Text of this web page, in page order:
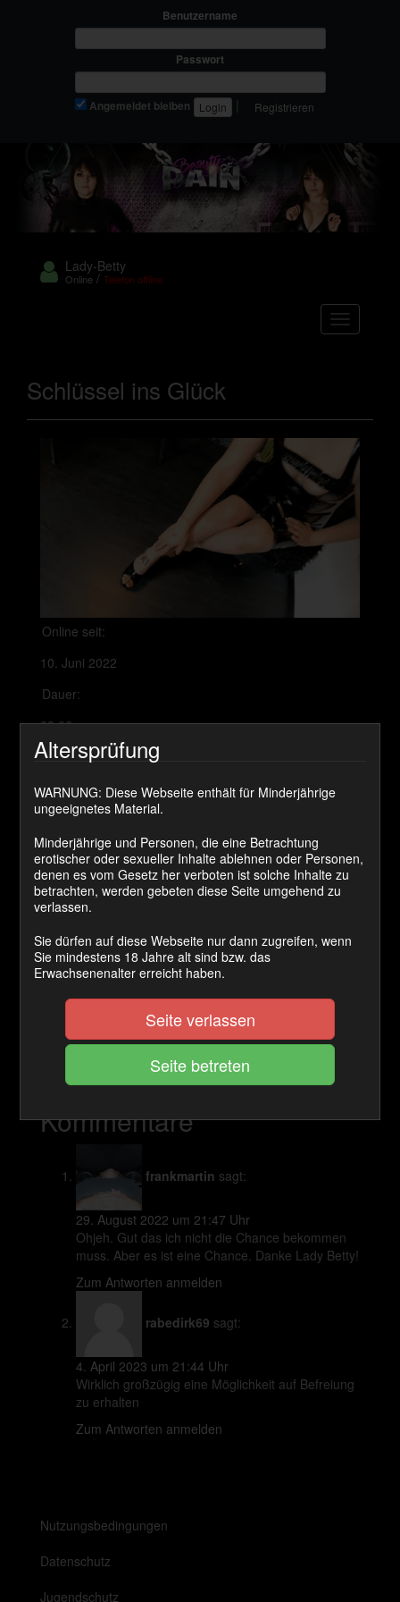
Benutzername
Passwort
Angemeldet bleiben Registrieren
Lady-Betty
Online /Telefon offline
Schlüssel ins Glück
Online seit:
10. Juni 2022
Dauer:
03:06
Preis:
340 Coins
Cashback Ø:
50 Coins
Der Sklave darf mit verbunden Augen einen Schlüssel
von meinem Fussknöchel nehmen. Und wenn es der
richtige ist darf er auch aus dem KG raus. Ich finde das
ist eine faire Chance. Was interssiert mich schon sein
kleines Stummelchen?!
Keuschhaltung
Kommentare
frankmartin sagt:
29. August 2022 um 21:47 Uhr
Ohjeh. Gut das ich nicht die Chance bekommen
muss. Aber es ist eine Chance. Danke Lady Betty!
Zum Antworten anmelden
rabedirk69 sagt:
4. April 2023 um 21:44 Uhr
Wirklich großzügig eine Möglichkeit auf Befreiung
zu erhalten
Zum Antworten anmelden
Nutzungsbedingungen
Datenschutz
Jugendschutz
Altersprüfung
WARNUNG: Diese Webseite enthält für Minderjährige
ungeeignetes Material.
Minderjährige und Personen, die eine Betrachtung
erotischer oder sexueller Inhalte ablehnen oder Personen,
denen es vom Gesetz her verboten ist solche Inhalte zu
betrachten, werden gebeten diese Seite umgehend zu
verlassen.
Sie dürfen auf diese Webseite nur dann zugreifen, wenn
Sie mindestens 18 Jahre alt sind bzw. das
Erwachsenenalter erreicht haben.
Seite verlassen